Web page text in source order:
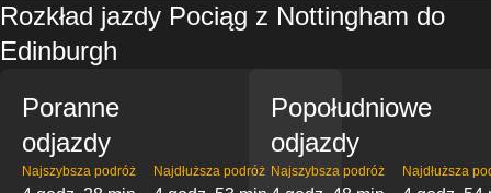
Rozkład jazdy Pociąg z Nottingham do
Edinburgh
Poranne
odjazdy
Najszybsza podróż Najdłuższa podróż
Popołudniowe
odjazdy
Najszybsza podróż Najdłuższa